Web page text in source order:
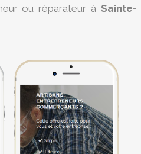
ou réparateur à Sainte-